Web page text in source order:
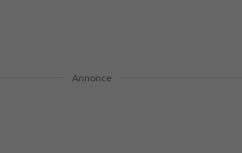
Annonce